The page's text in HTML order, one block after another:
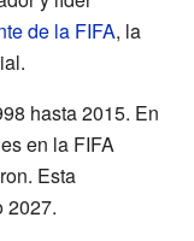
de la FIFA, la
hasta 2015. En
en la FIFA
Esta
2027.